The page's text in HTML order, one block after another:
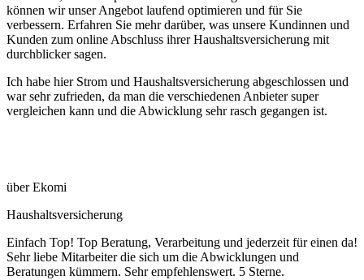
können wir unser Angebot laufend optimieren und für Sie
verbessern. Erfahren Sie mehr darüber, was unsere Kundinnen und
Kunden zum online Abschluss ihrer Haushaltsversicherung mit
durchblicker sagen.
Ich habe hier Strom und Haushaltsversicherung abgeschlossen und
war sehr zufrieden, da man die verschiedenen Anbieter super
vergleichen kann und die Abwicklung sehr rasch gegangen ist.
über Ekomi
Haushaltsversicherung
Einfach Top! Top Beratung, Verarbeitung und jederzeit für einen da!
Sehr liebe Mitarbeiter die sich um die Abwicklungen und
Beratungen kümmern. Sehr empfehlenswert. 5 Sterne.